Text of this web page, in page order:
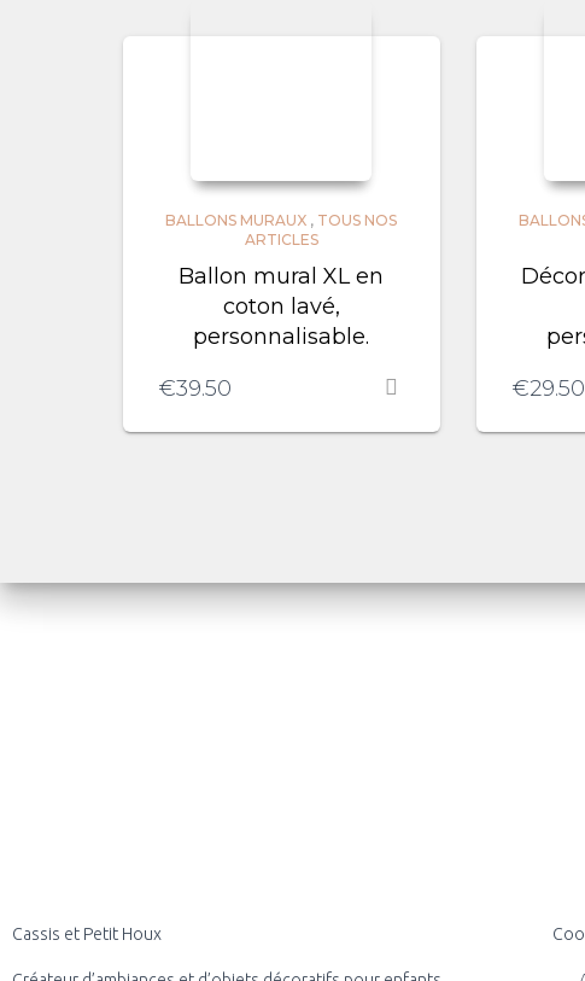
BALLONS MURAUX , TOUS NOS
ARTICLES
Ballon mural XL en
coton lavé,
personnalisable.
€39.50
€29.50
Cassis et Petit Houx